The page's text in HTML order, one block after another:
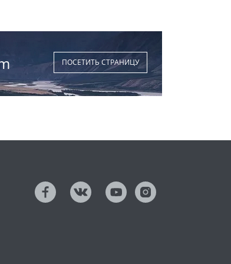
ПОСЕТИТЬ СТРАНИЦУ